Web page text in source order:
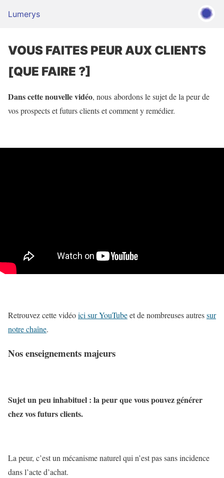
Lumerys
VOUS FAITES PEUR AUX CLIENTS
[QUE FAIRE ?]
Dans cette nouvelle vidéo, nous abordons le sujet de la peur de
vos prospects et futurs clients et comment y remédier.
Retrouvez cette vidéoici sur YouTubeet de nombreuses autressur
notre chaîne.
Nos enseignements majeurs
Sujet un peu inhabituel : la peur que vous pouvez générer
chez vos futurs clients.
La peur, c’est un mécanisme naturel qui n’est pas sans incidence
dans l’acte d’achat.